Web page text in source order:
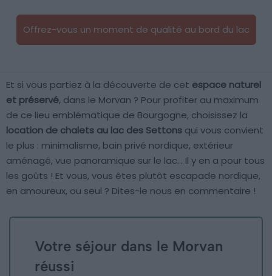
Offrez-vous un moment de qualité au bord du lac
Et si vous partiez à la découverte de cet espace naturel
et préservé, dans le Morvan ? Pour profiter au maximum
de ce lieu emblématique de Bourgogne, choisissez la
location de chalets au lac des Settons qui vous convient
le plus : minimalisme, bain privé nordique, extérieur
aménagé, vue panoramique sur le lac… Il y en a pour tous
les goûts ! Et vous, vous êtes plutôt escapade nordique,
en amoureux, ou seul ? Dites-le nous en commentaire !
Votre séjour dans le Morvan
réussi